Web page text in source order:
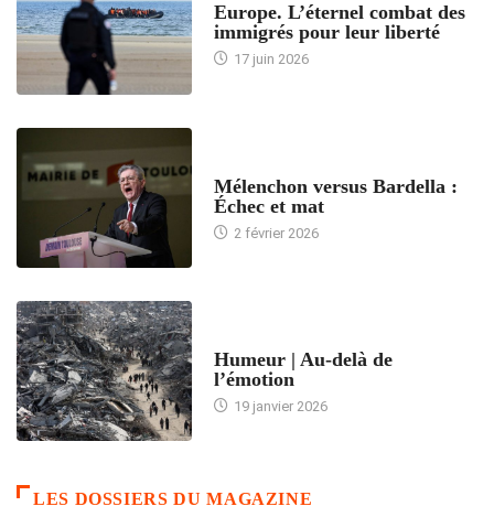
Europe. L’éternel combat des
immigrés pour leur liberté
17 juin 2026
Mélenchon versus Bardella :
Échec et mat
2 février 2026
Humeur | Au-delà de
l’émotion
19 janvier 2026
LES DOSSIERS DU MAGAZINE